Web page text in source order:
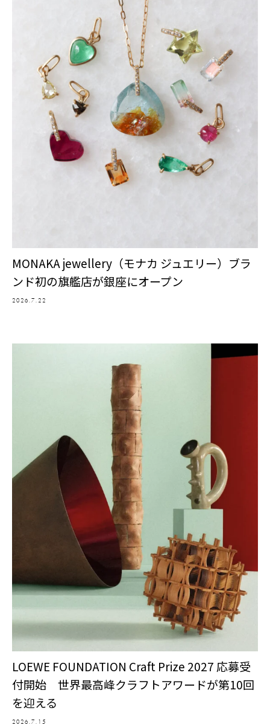
MONAKA jewellery（モナカ ジュエリー）ブラ
ンド初の旗艦店が銀座にオープン
2026.7.22
LOEWE FOUNDATION Craft Prize 2027 応募受
付開始 世界最高峰クラフトアワードが第10回
を迎える
2026.7.15